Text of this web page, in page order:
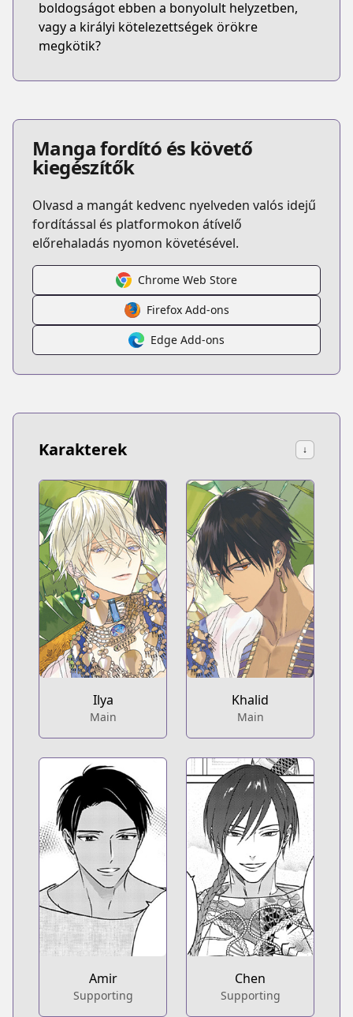
boldogságot ebben a bonyolult helyzetben,
vagy a királyi kötelezettségek örökre
megkötik?
Manga fordító és követő
kiegészítők
Olvasd a mangát kedvenc nyelveden valós idejű
fordítással és platformokon átívelő
előrehaladás nyomon követésével.
Chrome Web Store
Firefox Add-ons
Edge Add-ons
Karakterek ↓
Ilya
Main
Khalid
Main
Amir
Supporting
Chen
Supporting